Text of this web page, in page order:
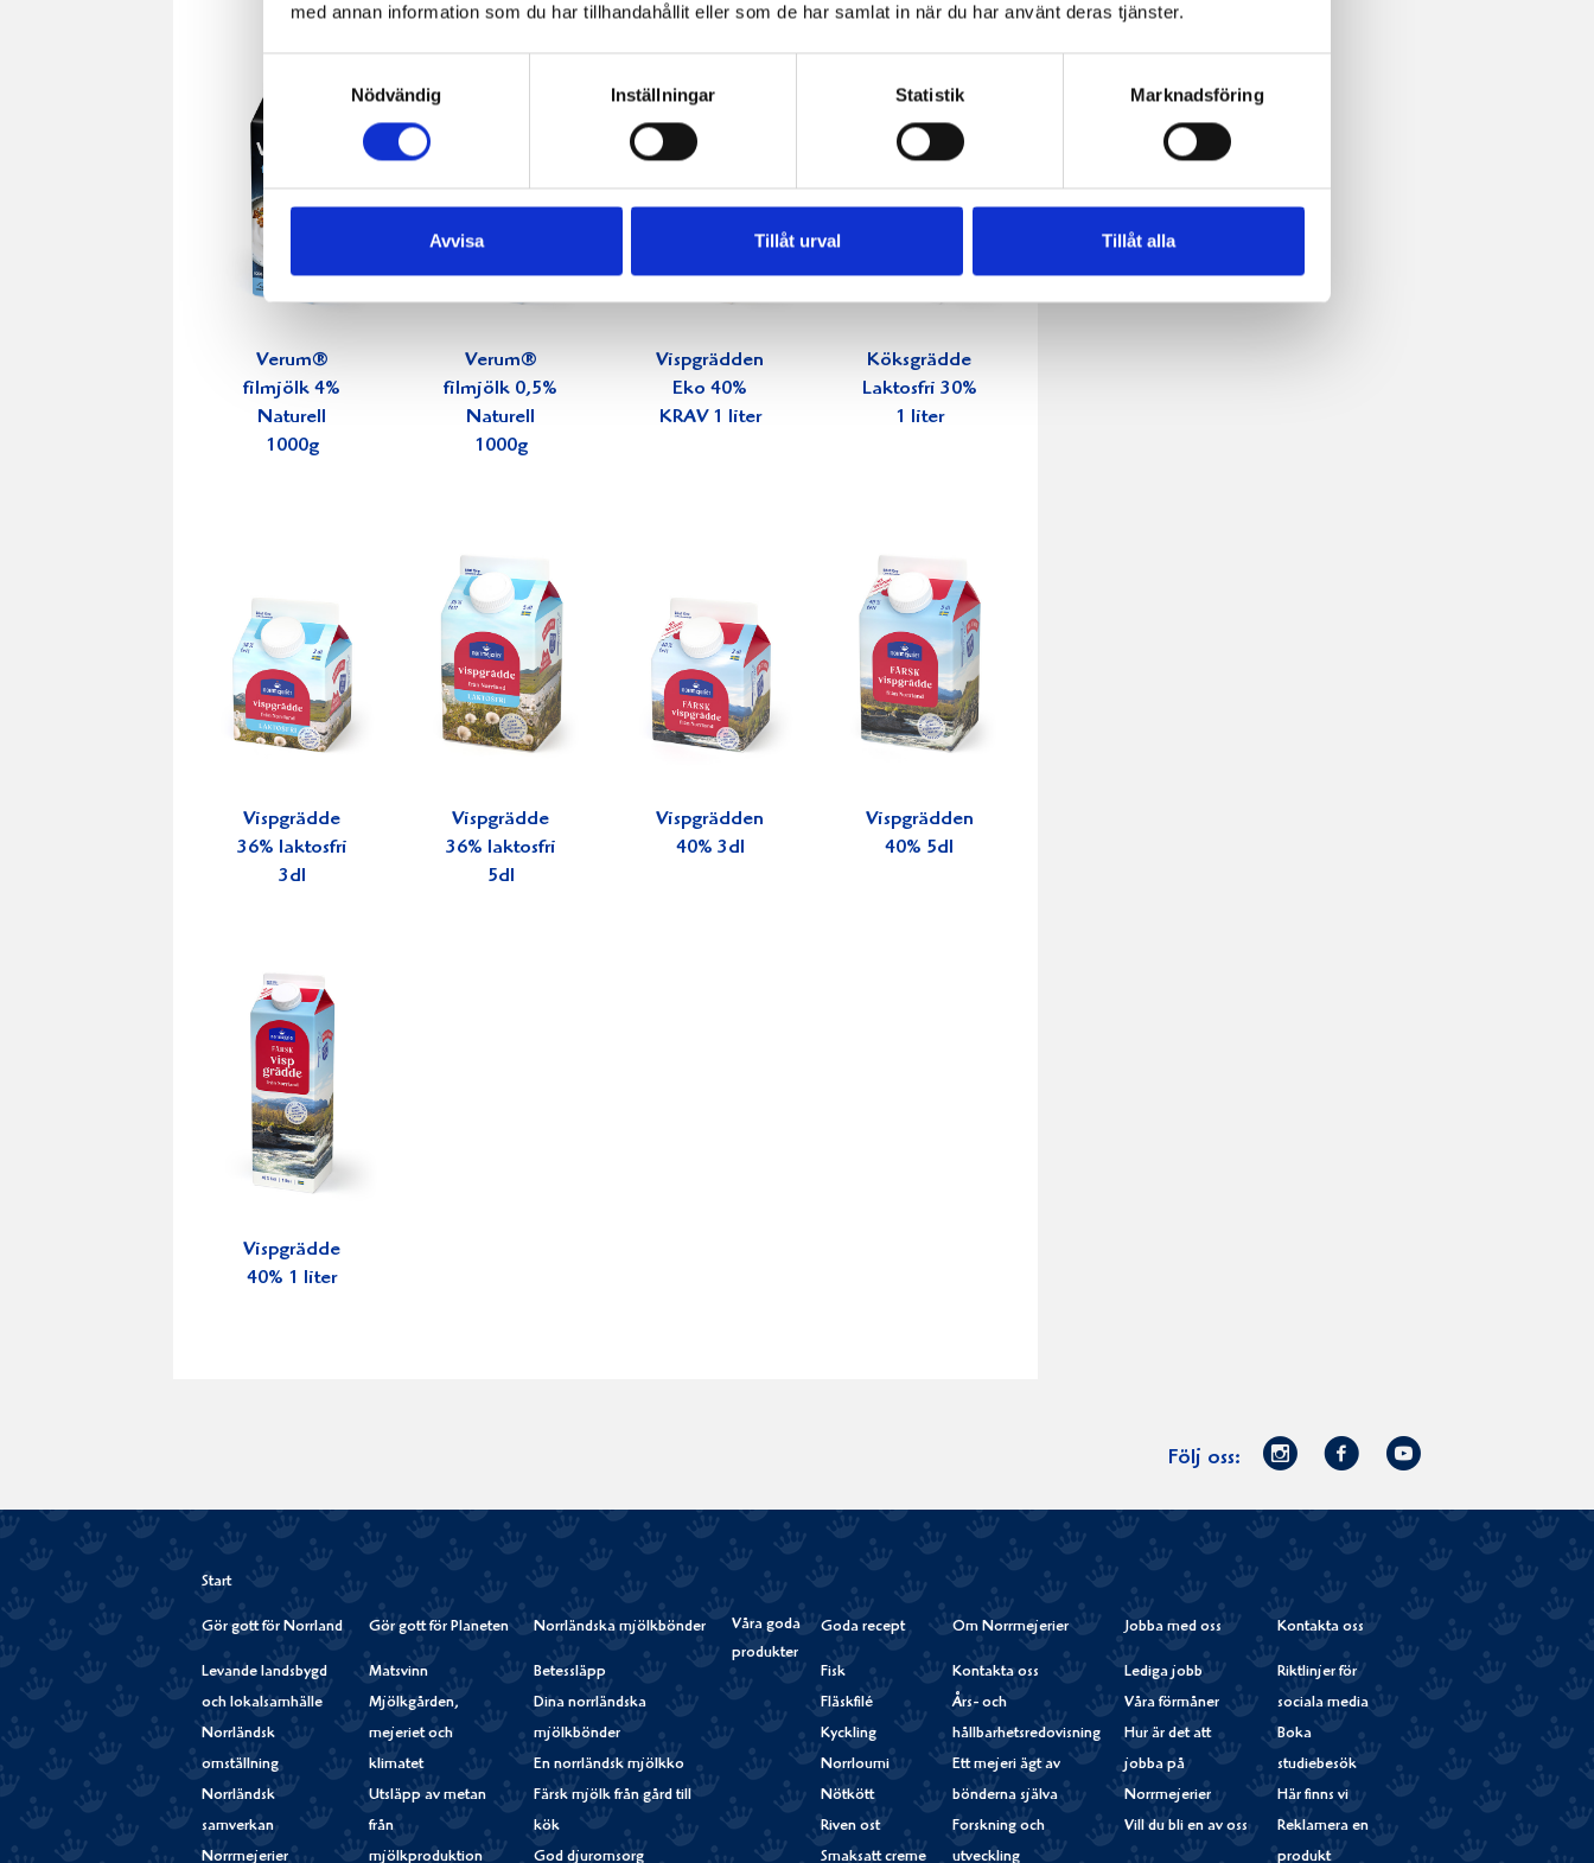
med annan information som du har tillhandahållit eller som de har samlat in när du har använt deras tjänster.
Nödvändig
Inställningar Statistik Marknadsföring
Avvisa Tillåt urval Tillåt alla
Verum®
filmjölk 4%
Naturell
1000g
Verum®
filmjölk 0,5%
Naturell
1000g
Vispgrädden
Eko 40%
KRAV 1 liter
Köksgrädde
Laktosfri 30%
1 liter
Vispgrädde
36% laktosfri
3dl
Vispgrädde
36% laktosfri
5dl
Vispgrädden
40% 3dl
Vispgrädden
40% 5dl
Vispgrädde
40% 1 liter
Följ oss:
Norrmejerier
Instagram
Facebook
Youtube
Start
Gör gott för Norrland
Levande landsbygd
och lokalsamhälle
Norrländsk
omställning
Norrländsk
samverkan
Norrmejerier
Gör gott för Planeten
Matsvinn
Mjölkgården,
mejeriet och
klimatet
Utsläpp av metan
från
mjölkproduktion
Norrländska mjölkbönder
Betessläpp
Dina norrländska
mjölkbönder
En norrländsk mjölkko
Färsk mjölk från gård till
kök
God djuromsorg
Våra goda
produkter
Goda recept
Fisk
Fläskfilé
Kyckling
Norrloumi
Nötkött
Riven ost
Smaksatt creme
Om Norrmejerier
Kontakta oss
Års- och
hållbarhetsredovisning
Ett mejeri ägt av
bönderna själva
Forskning och
utveckling
Jobba med oss
Lediga jobb
Våra förmåner
Hur är det att
jobba på
Norrmejerier
Vill du bli en av oss
Kontakta oss
Riktlinjer för
sociala media
Boka
studiebesök
Här finns vi
Reklamera en
produkt